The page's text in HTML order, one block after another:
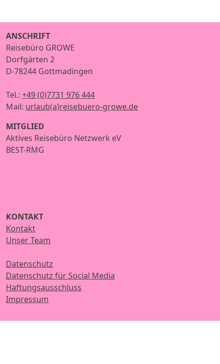
ANSCHRIFT
Reisebüro GROWE
Dorfgärten 2
D-78244 Gottmadingen
Tel.: +49 (0)7731 976 444
Mail: urlaub(a)reisebuero-growe.de
MITGLIED
Aktives Reisebüro Netzwerk eV
BEST-RMG
KONTAKT
Kontakt
Unser Team
Datenschutz
Datenschutz für Social Media
Haftungsausschluss
Impressum